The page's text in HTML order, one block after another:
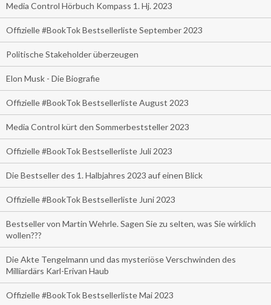
Media Control Hörbuch Kompass 1. Hj. 2023
Offizielle #BookTok Bestsellerliste September 2023
Politische Stakeholder überzeugen
Elon Musk - Die Biografie
Offizielle #BookTok Bestsellerliste August 2023
Media Control kürt den Sommerbeststeller 2023
Offizielle #BookTok Bestsellerliste Juli 2023
Die Bestseller des 1. Halbjahres 2023 auf einen Blick
Offizielle #BookTok Bestsellerliste Juni 2023
Bestseller von Martin Wehrle. Sagen Sie zu selten, was Sie wirklich
wollen???
Die Akte Tengelmann und das mysteriöse Verschwinden des
Milliardärs Karl-Erivan Haub
Offizielle #BookTok Bestsellerliste Mai 2023